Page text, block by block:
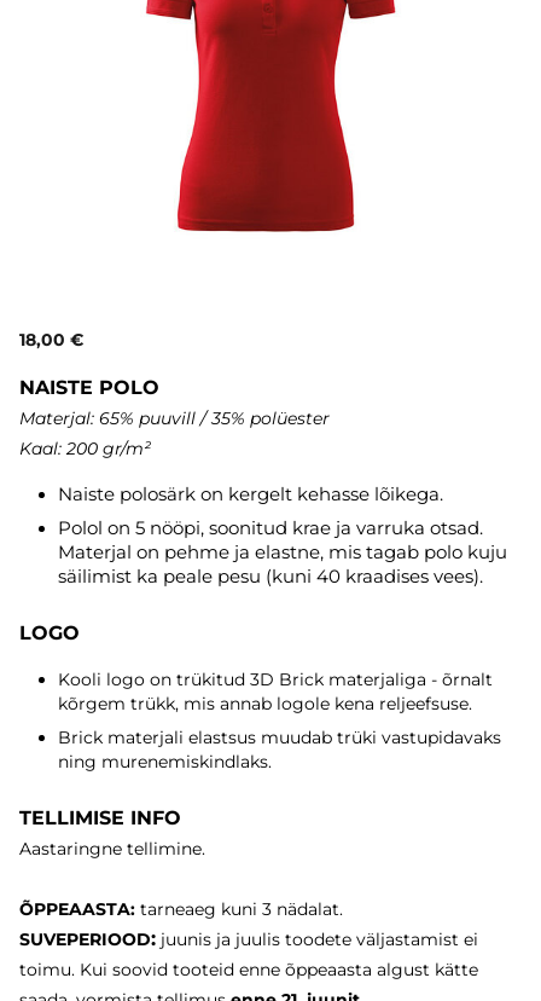
18,00 €
NAISTE POLO
Materjal: 65% puuvill / 35% polüester
Kaal: 200 gr/m²
Naiste polosärk on kergelt kehasse lõikega.
Polol on 5 nööpi, soonitud krae ja varruka otsad.
Materjal on pehme ja elastne, mis tagab polo kuju
säilimist ka peale pesu (kuni 40 kraadises vees).
LOGO
Kooli logo on trükitud 3D Brick materjaliga - õrnalt
kõrgem trükk, mis annab logole kena reljeefsuse.
Brick materjali elastsus muudab trüki vastupidavaks
ning murenemiskindlaks.
TELLIMISE INFO
Aastaringne tellimine.
ÕPPEAASTA: tarneaeg kuni 3 nädalat.
SUVEPERIOOD: juunis ja juulis toodete väljastamist ei
toimu. Kui soovid tooteid enne õppeaasta algust kätte